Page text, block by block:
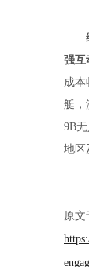
强互
成
艇，
9B
地区
原文